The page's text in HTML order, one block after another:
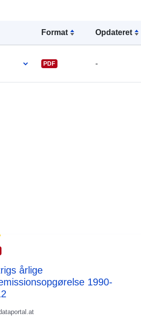
Format Opdateret
PDF -
årlige
1990-